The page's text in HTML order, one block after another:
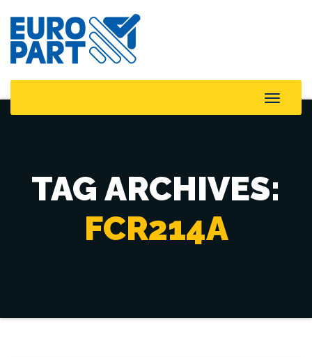
Toggle
TAG ARCHIVES:
FCR214A